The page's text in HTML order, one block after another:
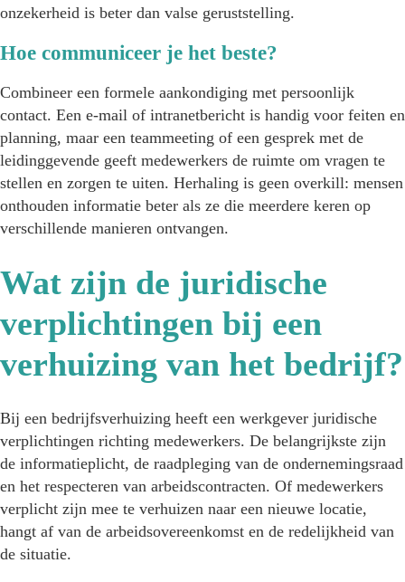
onzekerheid is beter dan valse geruststelling.
Hoe communiceer je het beste?
Combineer een formele aankondiging met persoonlijk
contact. Een e-mail of intranetbericht is handig voor feiten en
planning, maar een teammeeting of een gesprek met de
leidinggevende geeft medewerkers de ruimte om vragen te
stellen en zorgen te uiten. Herhaling is geen overkill: mensen
onthouden informatie beter als ze die meerdere keren op
verschillende manieren ontvangen.
Wat zijn de juridische
verplichtingen bij een
verhuizing van het bedrijf?
Bij een bedrijfsverhuizing heeft een werkgever juridische
verplichtingen richting medewerkers. De belangrijkste zijn
de informatieplicht, de raadpleging van de ondernemingsraad
en het respecteren van arbeidscontracten. Of medewerkers
verplicht zijn mee te verhuizen naar een nieuwe locatie,
hangt af van de arbeidsovereenkomst en de redelijkheid van
de situatie.